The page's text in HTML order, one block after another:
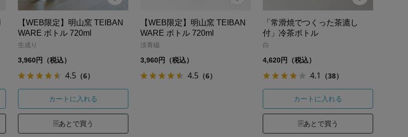
【WEB限定】明山窯 TEIBAN
WARE ボトル 720ml
生成り
3,960円（税込）
4.5 （6）
カートに入れる
あとで買う
【WEB限定】明山窯 TEIBAN
WARE ボトル 720ml
淡青磁
3,960円（税込）
4.5 （6）
「常滑焼でつくった茶漉し
付」冷茶ボトル
白
4,620円（税込）
4.1 （38）
カートに入れる
あとで買う